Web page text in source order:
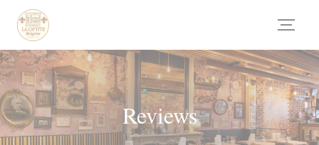
Cookies beheer paneel
Reviews